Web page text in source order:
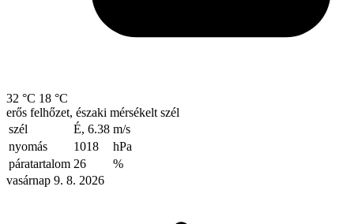
32 °C 18 °C
erős felhőzet, északi mérsékelt szél
szél
É, 6.38 m/s
nyomás
1018
hPa
páratartalom 26
%
vasárnap 9. 8. 2026